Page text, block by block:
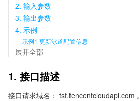
2. 输入参数
3. 输出参数
4. 示例
示例1 更新泳道配置信息
展开全部
1. 接口描述
接口请求域名： tsf.tencentcloudapi.com 。